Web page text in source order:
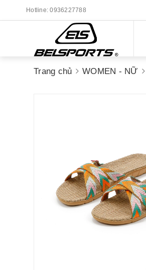
Hotline:0936227788
Trang chủ WOMEN - NỮ